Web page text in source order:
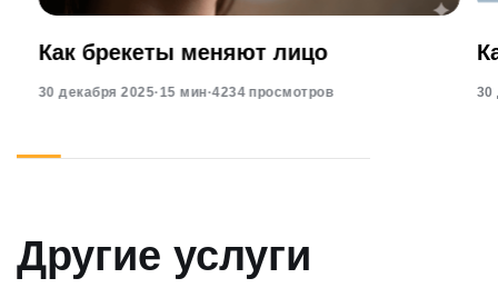
Как брекеты меняют лицо
30 декабря 2025·15 мин·4234 просмотров 30
Другие услуги